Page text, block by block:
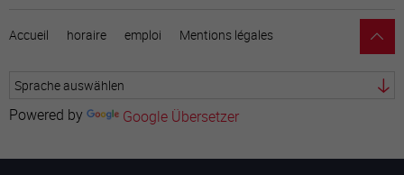
Accueil horaire emploi Mentions légales
Powered by Google Übersetzer